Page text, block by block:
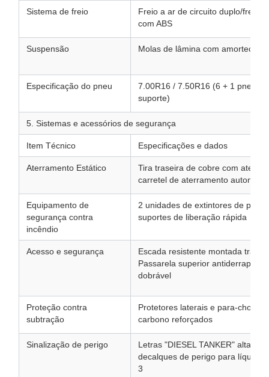
Sistema de freio
Freio a ar de circuito duplo/freio
com ABS
Suspensão Molas de lâmina com
Especificação do pneu
7.00R16 / 7.50R16 (6 + 1 pneu
suporte)
5. Sistemas e acessórios de segurança
Item Técnico Especificações e dados
Aterramento Estático
Tira traseira de cobre com
carretel de aterramento
Equipamento de
segurança contra
incêndio
2 unidades de extintores de pó
suportes de liberação rápida
Acesso e segurança
Escada resistente montada
Passarela superior
dobrável
Proteção contra
subtração
Protetores laterais e para-
carbono reforçados
Sinalização de perigo
Letras "DIESEL TANKER"
decalques de perigo para
3